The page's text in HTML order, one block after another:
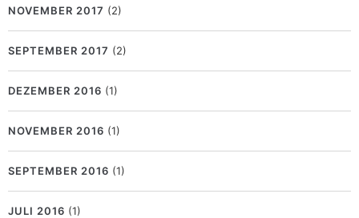
NOVEMBER 2017 (2)
SEPTEMBER 2017 (2)
DEZEMBER 2016 (1)
NOVEMBER 2016 (1)
SEPTEMBER 2016 (1)
JULI 2016 (1)